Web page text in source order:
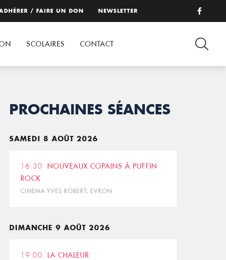
/ FAIRE UN DON NEWSLETTER
SCOLAIRES CONTACT
PROCHAINES SÉANCES
SAMEDI 8 AOÛT 2026
16:30
NOUVEAUX COPAINS À PUFFIN
ROCK
CINÉMA YVES ROBERT, EVRON
DIMANCHE 9 AOÛT 2026
19:00 LA CHALEUR